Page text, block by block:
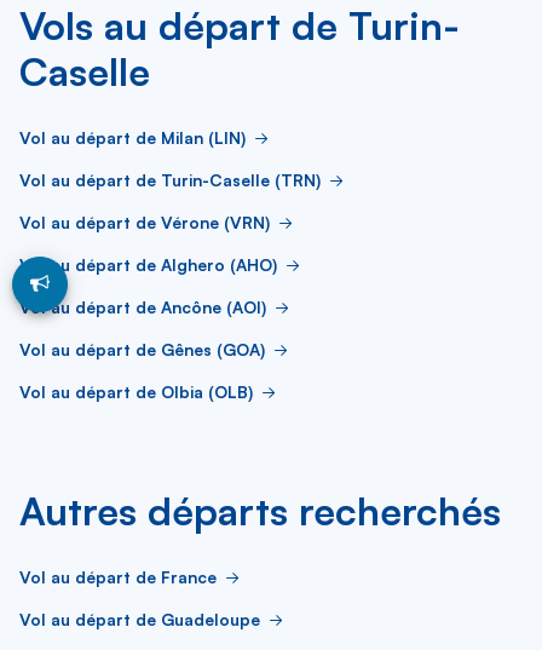
Vols au départ de Turin-
Caselle
Vol au départ de Milan (LIN)
Vol au départ de Turin-Caselle (TRN)
Vol au départ de Vérone (VRN)
Vol au départ de Alghero (AHO)
Vol au départ de Ancône (AOI)
Vol au départ de Gênes (GOA)
Vol au départ de Olbia (OLB)
Autres départs recherchés
Vol au départ de France
Vol au départ de Guadeloupe